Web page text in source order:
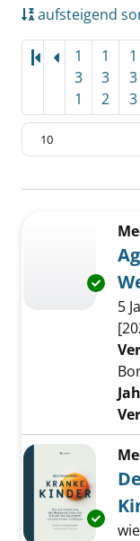
aufsteigend
1
3
1
1
3
2
1
3
3
Zu den
5